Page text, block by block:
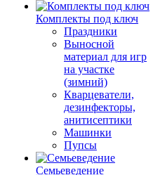
Комплекты под ключ
Праздники
Выносной
материал для игр
на участке
(зимний)
Кварцеватели,
дезинфекторы,
анитисептики
Машинки
Пупсы
Семьеведение